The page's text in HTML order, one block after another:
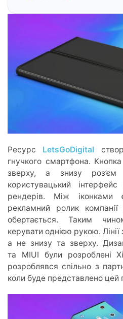
Ресурс LetsGoDigital
гнучкого смартфона.
зверху, а знизу роз’єм
користувацький
рендерів. Між іконками
рекламний ролик
обертається. Таким
керувати однією рукою.
а не знизу та зверху.
та MIUI були розроблені
розроблявся спільно з
коли буде представлено цей